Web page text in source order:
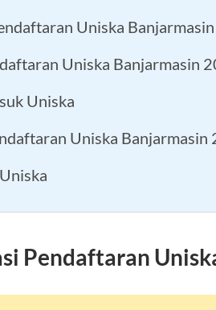
Uniska
Uniska Banjarmasin
Uniska
Uniska Banjarmasin
Pendaftaran